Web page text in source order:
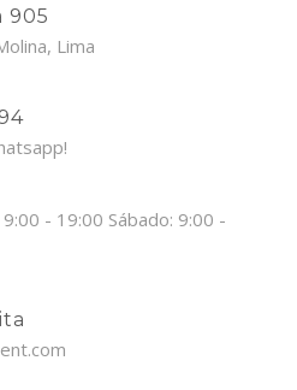
905
Lima
- 19:00 Sábado: 9:00 -